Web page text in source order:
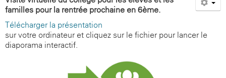
familles pour la rentrée prochaine en 6ème.
Télécharger la présentation
sur votre ordinateur et cliquez sur le fichier pour lancer le
diaporama interactif.